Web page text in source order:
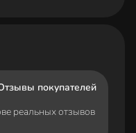
покупателей
реальных отзывов